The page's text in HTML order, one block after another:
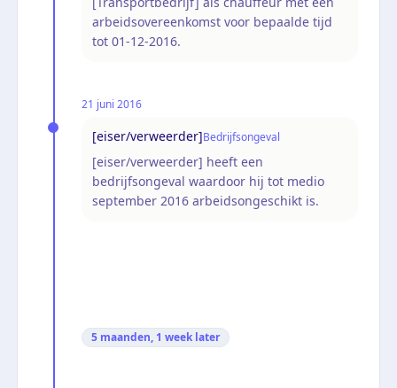
arbeidsovereenkomst voor bepaalde tijd
tot 01-12-2016.
21 juni 2016
[eiser/verweerder]Bedrijfsongeval
[eiser/verweerder] heeft een
bedrijfsongeval waardoor hij tot medio
september 2016 arbeidsongeschikt is.
5 maanden, 1 week later